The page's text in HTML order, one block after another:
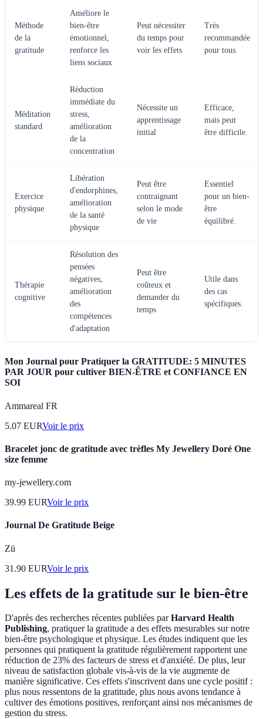
Méthode
de la
gratitude
Améliore le
bien-être
émotionnel,
renforce les
liens sociaux
Peut nécessiter
du temps pour
voir les effets
Très
recommandée
pour tous.
Méditation
standard
Réduction
immédiate du
stress,
amélioration
de la
concentration
Nécessite un
apprentissage
initial
Efficace,
mais peut
être difficile.
Exercice
physique
Libération
d'endorphines,
amélioration
de la santé
physique
Peut être
contraignant
selon le mode
de vie
Essentiel
pour un bien-
être
équilibré.
Thérapie
cognitive
Résolution des
pensées
négatives,
amélioration
des
compétences
d'adaptation
Peut être
coûteux et
demander du
temps
Utile dans
des cas
spécifiques.
Mon Journal pour Pratiquer la GRATITUDE: 5 MINUTES
PAR JOUR pour cultiver BIEN-ÊTRE et CONFIANCE EN
SOI
Ammareal FR
5.07 EURVoir le prix
Bracelet jonc de gratitude avec trèfles My Jewellery Doré One
size femme
my-jewellery.com
39.99 EURVoir le prix
Journal De Gratitude Beige
Zü
31.90 EURVoir le prix
Les effets de la gratitude sur le bien-être
D'après des recherches récentes publiées parHarvard Health
Publishing, pratiquer la gratitude a des effets mesurables sur notre
bien-être psychologique et physique. Les études indiquent que les
personnes qui pratiquent la gratitude régulièrement rapportent une
réduction de 23% des facteurs de stress et d'anxiété. De plus, leur
niveau de satisfaction globale vis-à-vis de la vie augmente de
manière significative. Ces effets s'inscrivent dans une cycle positif :
plus nous ressentons de la gratitude, plus nous avons tendance à
cultiver des émotions positives, renforçant ainsi nos mécanismes de
gestion du stress.